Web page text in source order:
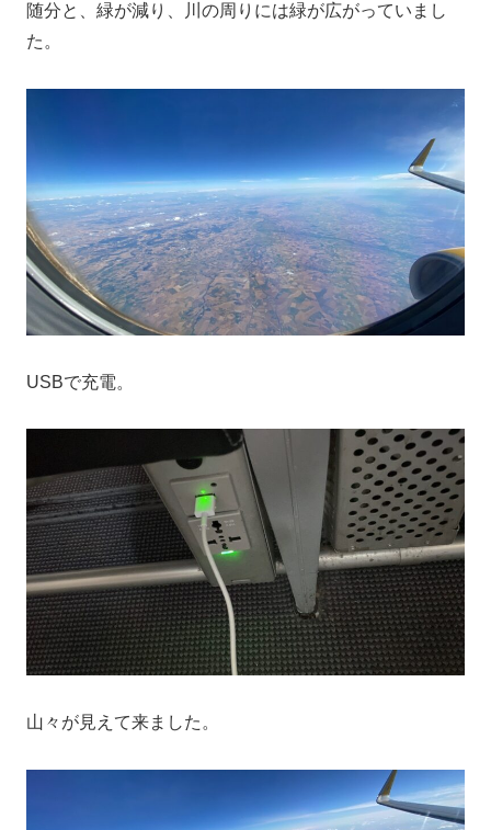
随分と、緑が減り、川の周りには緑が広がっていまし
た。
USBで充電。
山々が見えて来ました。